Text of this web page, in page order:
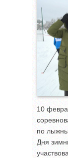
10
по
Дня